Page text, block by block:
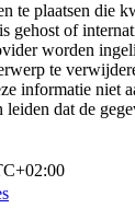
te plaatsen die
gehost of
worden
te
informatie
dat de